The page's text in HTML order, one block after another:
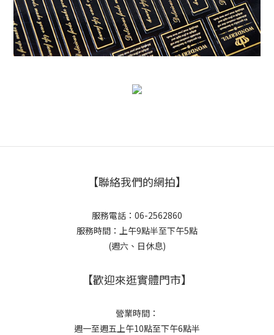
【聯絡我們的網拍】
服務電話：06-2562860
服務時間：上午9點半至下午5點
(週六、日休息)
【歡迎來逛實體門市】
營業時間：
週一至週五上午10點至下午6點半